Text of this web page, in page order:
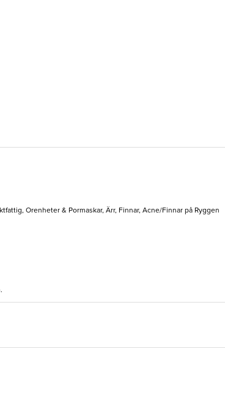
Orenheter & Pormaskar, Ärr, Finnar, Acne/Finnar på Ryggen